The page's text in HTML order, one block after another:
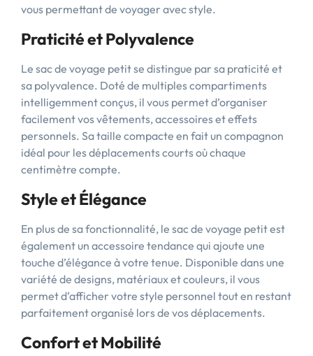
vous permettant de voyager avec style.
Praticité et Polyvalence
Le sac de voyage petit se distingue par sa praticité et
sa polyvalence. Doté de multiples compartiments
intelligemment conçus, il vous permet d’organiser
facilement vos vêtements, accessoires et effets
personnels. Sa taille compacte en fait un compagnon
idéal pour les déplacements courts où chaque
centimètre compte.
Style et Élégance
En plus de sa fonctionnalité, le sac de voyage petit est
également un accessoire tendance qui ajoute une
touche d’élégance à votre tenue. Disponible dans une
variété de designs, matériaux et couleurs, il vous
permet d’afficher votre style personnel tout en restant
parfaitement organisé lors de vos déplacements.
Confort et Mobilité